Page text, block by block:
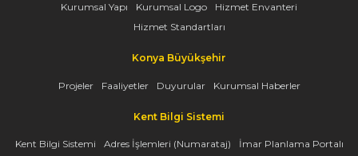
Kurumsal Yapı Kurumsal Logo
Hizmet Envanteri
Hizmet Standartları
Konya Büyükşehir
Projeler Faaliyetler Duyurular Kurumsal Haberler
Kent Bilgi Sistemi
Kent Bilgi Sistemi Adres İşlemleri (Numarataj) İmar Planlama Portalı